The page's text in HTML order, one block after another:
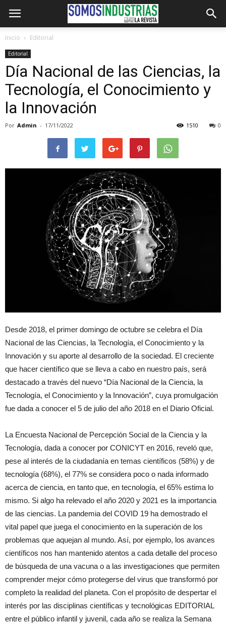
Inicio Editorial
Editorial
Día Nacional de las Ciencias, la
Tecnología, el Conocimiento y
la Innovación
Por Admin - 17/11/2022 0
1510
Desde 2018, el primer domingo de octubre se celebra el Día
Nacional de las Ciencias, la Tecnología, el Conocimiento y la
Innovación y su aporte al desarrollo de la sociedad. El creciente
que hacer científico que se lleva a cabo en nuestro país, será
destacado a través del nuevo “Día Nacional de la Ciencia, la
Tecnología, el Conocimiento y la Innovación”, cuya promulgación
fue dada a conocer el 5 de julio del año 2018 en el Diario Oficial.
La Encuesta Nacional de Percepción Social de la Ciencia y la
Tecnología, dada a conocer por CONICYT en 2016, reveló que,
pese al interés de la ciudadanía en temas científicos (58%) y de
tecnología (68%), el 77% se considera poco o nada informado
acerca de ciencia, en tanto que, en tecnología, el 65% estima lo
mismo. Si algo ha relevado el año 2020 y 2021 es la importancia
de las ciencias. La pandemia del COVID 19 ha demostrado el
vital papel que juega el conocimiento en la superación de los
problemas que aquejan al mundo. Así, por ejemplo, los avances
científicos nos han mantenido atentos a cada detalle del proceso
de búsqueda de una vacuna o a las investigaciones que permiten
comprender mejor cómo protegerse del virus que transformó por
completo la realidad del planeta. Con el propósito de despertar el
interés por las disciplinas científicas y tecnológicas EDITORIAL
entre el público infantil y juvenil, cada año se realiza la Semana